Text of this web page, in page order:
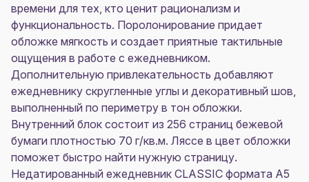
времени для тех, кто ценит рационализм и
функциональность. Поролонирование придает
обложке мягкость и создает приятные тактильные
ощущения в работе с ежедневником.
Дополнительную привлекательность добавляют
ежедневнику скругленные углы и декоративный шов,
выполненный по периметру в тон обложки.
Внутренний блок состоит из 256 страниц бежевой
бумаги плотностью 70 г/кв.м. Ляссе в цвет обложки
поможет быстро найти нужную страницу.
Недатированный ежедневник CLASSIC формата А5